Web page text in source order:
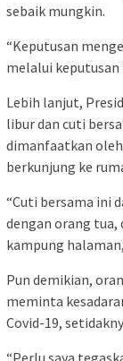
sebaik mungkin.
“Keputusan
melalui
Lebih lanjut,
libur dan cuti
dimanfaatkan
berkunjung ke
“Cuti bersama ini
dengan orang tua,
kampung
Pun demikian,
meminta
Covid-19,